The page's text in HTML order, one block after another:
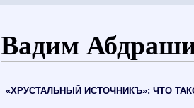
Vous êtes ici
Вадим
«ХРУСТАЛЬНЫЙ ИСТОЧНИКЪ»: ЧТО